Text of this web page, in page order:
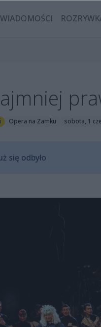
WIADOMOŚCI
Opera na Zamku sobota, 1
się odbyło